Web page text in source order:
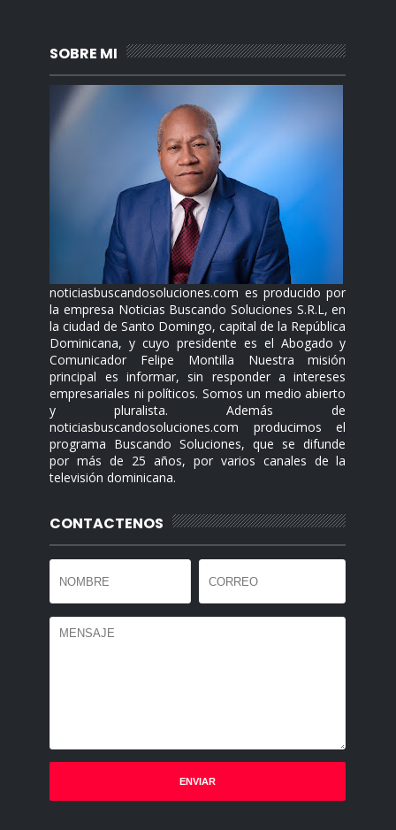
SOBRE MI
noticiasbuscandosoluciones.com es producido por
la empresa Noticias Buscando Soluciones S.R.L, en
la ciudad de Santo Domingo, capital de la República
Dominicana, y cuyo presidente es el Abogado y
Comunicador Felipe Montilla Nuestra misión
principal es informar, sin responder a intereses
empresariales ni políticos. Somos un medio abierto
y pluralista. Además de
noticiasbuscandosoluciones.com producimos el
programa Buscando Soluciones, que se difunde
por más de 25 años, por varios canales de la
televisión dominicana.
CONTACTENOS